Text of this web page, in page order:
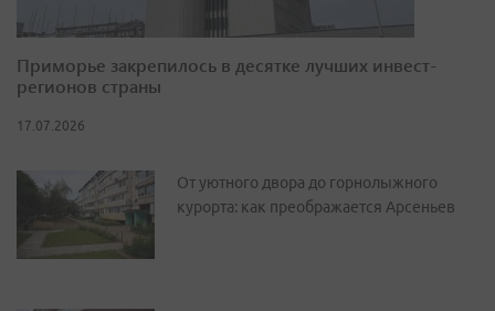
Приморье закрепилось в десятке лучших инвест-
регионов страны
17.07.2026
От уютного двора до горнолыжного
курорта: как преображается Арсеньев